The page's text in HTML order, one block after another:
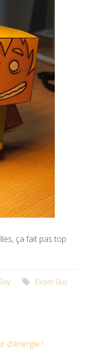
ça fait pas top
Ekolo Guy
d'énergie !